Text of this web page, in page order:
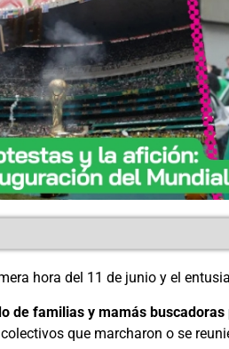
hora del 11 de junio y el
de familias y mamás
que marcharon o se